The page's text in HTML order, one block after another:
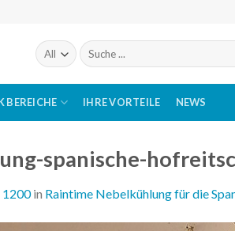
Suchen
nach:
BEREICHE IHRE VORTEILE NEWS
spanische-
1200in Raintime Nebelkühlung für die